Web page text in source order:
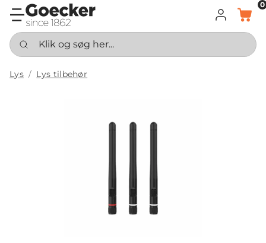
LOG INDKURV
0
Klik og søg her...
Lys Lys tilbehør